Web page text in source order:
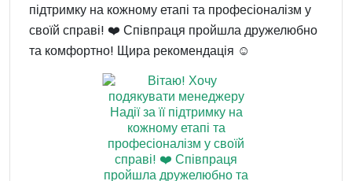
підтримку на кожному етапі та професіоналізм у
своїй справі! ❤️ Співпраця пройшла дружелюбно
та комфортно! Щира рекомендація ☺️